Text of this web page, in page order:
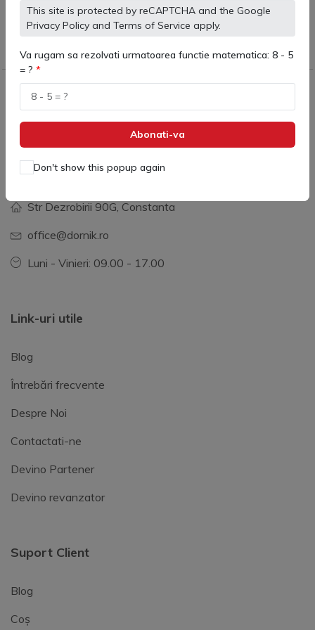
This site is protected by reCAPTCHA and the Google
Privacy Policy and Terms of Service apply.
Va rugam sa rezolvati urmatoarea functie matematica: 8 - 5
= ?
Abonati-va
Don't show this popup again
Produse originale,
calitate garantata
ajutam
Dornik Total Services
Info de contact:
+40 731 379 390
Str Dezrobirii 90G, Constanta
office@dornik.ro
Luni - Vinieri: 09.00 - 17.00
Link-uri utile
Blog
Întrebări frecvente
Despre Noi
Contactati-ne
Devino Partener
Devino revanzator
Suport Client
Blog
Coș